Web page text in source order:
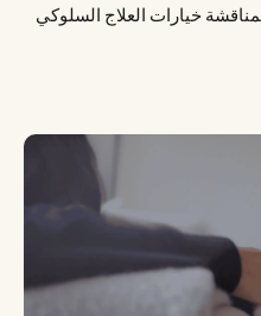
خيارات العلاج السلوكي